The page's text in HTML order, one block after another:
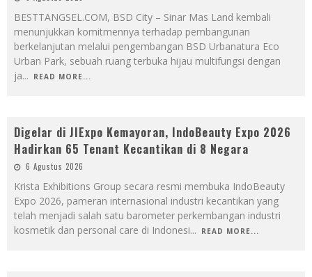
BESTTANGSEL.COM, BSD City – Sinar Mas Land kembali
menunjukkan komitmennya terhadap pembangunan
berkelanjutan melalui pengembangan BSD Urbanatura Eco
Urban Park, sebuah ruang terbuka hijau multifungsi dengan
ja... READ MORE...
Digelar di JIExpo Kemayoran, IndoBeauty Expo 2026
Hadirkan 65 Tenant Kecantikan di 8 Negara
6 Agustus 2026
Krista Exhibitions Group secara resmi membuka IndoBeauty
Expo 2026, pameran internasional industri kecantikan yang
telah menjadi salah satu barometer perkembangan industri
kosmetik dan personal care di Indonesi... READ MORE...